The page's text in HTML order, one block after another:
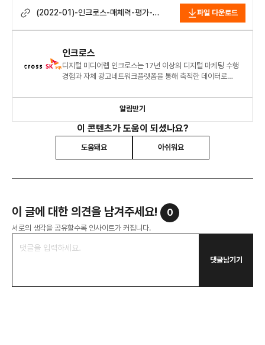
(2022-01)-인크로스-매체력-평가-
파일 다운로드
인크로스
디지털 미디어렙 인크로스는 17년 이상의 디지털 마케팅 수행
경험과 자체 광고네트워크플랫폼을 통해 축적한 데이터로
알림받기
이 콘텐츠가 도움이 되셨나요?
도움돼요 아쉬워요
이 글에 대한 의견을 남겨주세요! 0
서로의 생각을 공유할수록 인사이트가 커집니다.
댓글남기기